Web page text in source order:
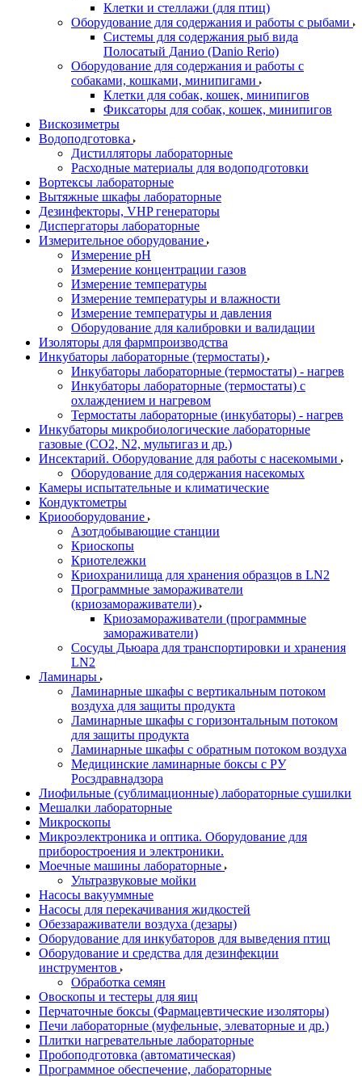
Клетки и стеллажи (для птиц)
Оборудование для содержания и работы с рыбами
Системы для содержания рыб вида
Полосатый Данио (Danio Rerio)
Оборудование для содержания и работы с
собаками, кошками, минипигами
Клетки для собак, кошек, минипигов
Фиксаторы для собак, кошек, минипигов
Вискозиметры
Водоподготовка
Дистилляторы лабораторные
Расходные материалы для водоподготовки
Вортексы лабораторные
Вытяжные шкафы лабораторные
Дезинфекторы, VHP генераторы
Диспергаторы лабораторные
Измерительное оборудование
Измерение pH
Измерение концентрации газов
Измерение температуры
Измерение температуры и влажности
Измерение температуры и давления
Оборудование для калибровки и валидации
Изоляторы для фармпроизводства
Инкубаторы лабораторные (термостаты)
Инкубаторы лабораторные (термостаты) - нагрев
Инкубаторы лабораторные (термостаты) с
охлаждением и нагревом
Термостаты лабораторные (инкубаторы) - нагрев
Инкубаторы микробиологические лабораторные
газовые (CO2, N2, мультигаз и др.)
Инсектарий. Оборудование для работы с насекомыми
Оборудование для содержания насекомых
Камеры испытательные и климатические
Кондуктометры
Криооборудование
Азотдобывающие станции
Криоскопы
Криотележки
Криохранилища для хранения образцов в LN2
Программные замораживатели
(криозамораживатели)
Криозамораживатели (программные
замораживатели)
Сосуды Дьюара для транспортировки и хранения
LN2
Ламинары
Ламинарные шкафы с вертикальным потоком
воздуха для защиты продукта
Ламинарные шкафы с горизонтальным потоком
для защиты продукта
Ламинарные шкафы с обратным потоком воздуха
Медицинские ламинарные боксы с РУ
Росздравнадзора
Лиофильные (сублимационные) лабораторные сушилки
Мешалки лабораторные
Микроскопы
Микроэлектроника и оптика. Оборудование для
приборостроения и электроники.
Моечные машины лабораторные
Ультразвуковые мойки
Насосы вакууммные
Насосы для перекачивания жидкостей
Обеззараживатели воздуха (дезары)
Оборудование для инкубаторов для выведения птиц
Оборудование и средства для дезинфекции
инструментов
Обработка семян
Овоскопы и тестеры для яиц
Перчаточные боксы (Фармацевтические изоляторы)
Печи лабораторные (муфельные, элеваторные и др.)
Плитки нагревательные лабораторные
Пробоподготовка (автоматическая)
Программное обеспечение, лабораторные